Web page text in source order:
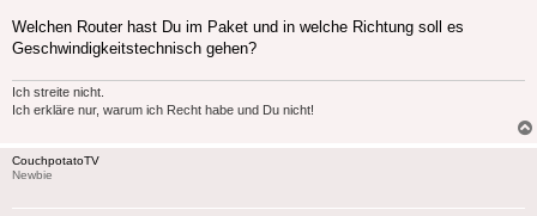
Welchen Router hast Du im Paket und in welche Richtung soll es
Geschwindigkeitstechnisch gehen?
Ich streite nicht.
Ich erkläre nur, warum ich Recht habe und Du nicht!
CouchpotatoTV
Newbie